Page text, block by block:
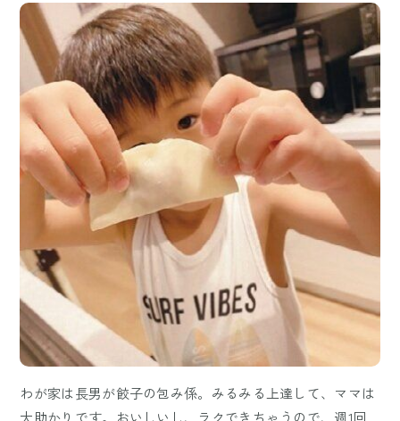
わが家は長男が餃子の包み係。みるみる上達して、ママは
大助かりです。おいしいし、ラクできちゃうので、週1回